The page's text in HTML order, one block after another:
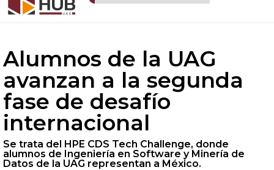
Alumnos de la UAG
avanzan a la segunda
fase de desafío
internacional
Se trata del HPE CDS Tech Challenge, donde
alumnos de Ingeniería en Software y Minería de
Datos de la UAG representan a México.